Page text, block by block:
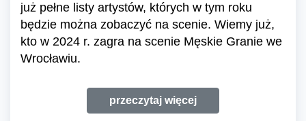
już pełne listy artystów, których w tym roku
będzie można zobaczyć na scenie. Wiemy już,
kto w 2024 r. zagra na scenie Męskie Granie we
Wrocławiu.
przeczytaj więcej